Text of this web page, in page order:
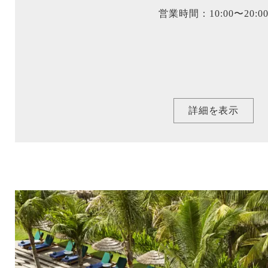
営業時間：10:00〜20:00
詳細を表示